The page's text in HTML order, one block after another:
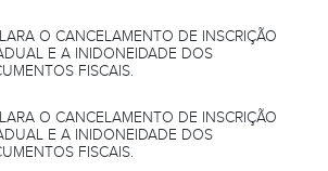
O CANCELAMENTO DE INSCRIÇÃO
E A INIDONEIDADE DOS
FISCAIS.
O CANCELAMENTO DE INSCRIÇÃO
E A INIDONEIDADE DOS
FISCAIS.